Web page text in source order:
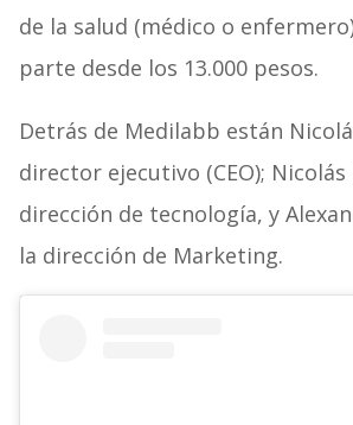
de la salud (médico o
parte desde los 13.000 pesos.
Detrás de Medilabb están
director ejecutivo (CEO); Nicolás
dirección de tecnología, y
la dirección de Marketing.